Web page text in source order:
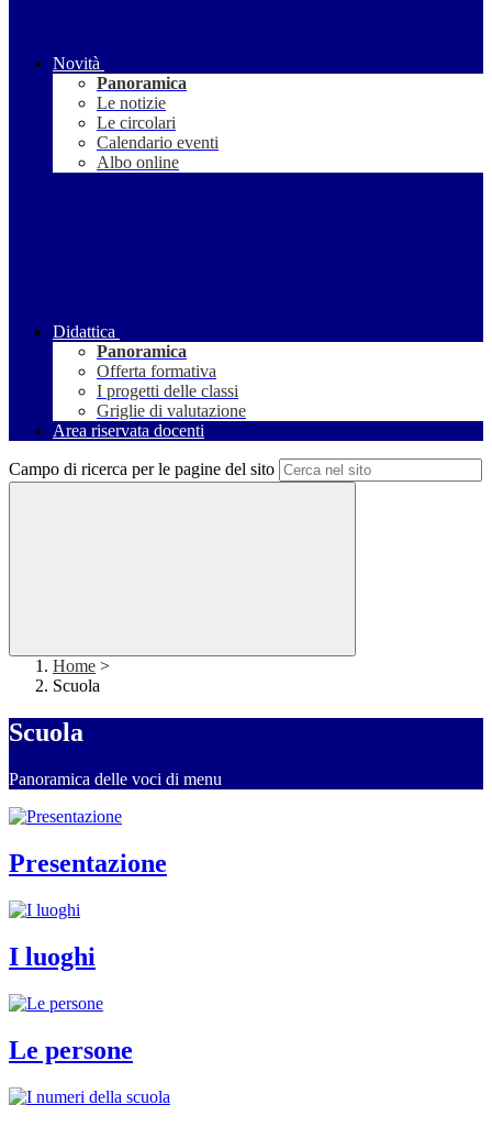
Novità
Panoramica
Le notizie
Le circolari
Calendario eventi
Albo online
Didattica
Panoramica
Offerta formativa
I progetti delle classi
Griglie di valutazione
Area riservata docenti
Campo di ricerca per le pagine del sito
Home >
Scuola
Scuola
Panoramica delle voci di menu
Presentazione
I luoghi
Le persone